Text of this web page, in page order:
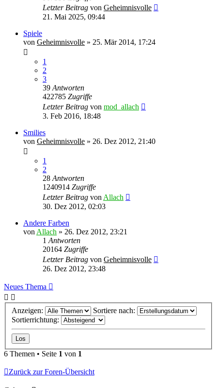
Letzter Beitrag von Geheimnisvolle
21. Mai 2025, 09:44
Spiele
von Geheimnisvolle » 25. Mär 2014, 17:24
1
2
3
39Antworten
422785 Zugriffe
Letzter Beitrag von mod_allach
3. Feb 2016, 18:48
Smilies
von Geheimnisvolle » 26. Dez 2012, 21:40
1
2
28Antworten
1240914 Zugriffe
Letzter Beitrag vonAllach
30. Dez 2012, 02:03
Andere Farben
vonAllach » 26. Dez 2012, 23:21
1Antworten
20164 Zugriffe
Letzter Beitrag von Geheimnisvolle
26. Dez 2012, 23:48
Neues Thema
Anzeigen:
Sortiere nach:
Sortierrichtung:
6 Themen • Seite 1 von 1
Zurück zur Foren-Übersicht